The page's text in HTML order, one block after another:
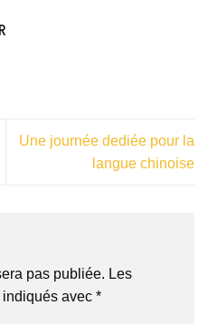
Une journée dediée pour la
langue chinoise
pas publiée. Les
avec *